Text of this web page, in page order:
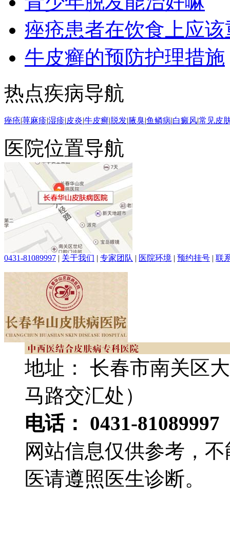
痤疮患者在饮食上应
牛皮癣的预防护理措施
热点疾病导航
痤疮|荨麻疹|湿疹|皮炎|牛皮癣|脱发|腋臭|鱼鳞病|白癜风|常见皮
医院位置导航
0431-81089997 | 关于我们 | 专家团队 | 医院环境 | 预约挂号 | 联
地址： 长春市南关区
马路交汇处）
电话： 0431-81089997
网站信息仅供参考，
医请遵照医生诊断。